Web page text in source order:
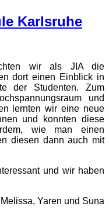
Karlsruhe
wir als JIA die
dort einen Einblick in
der Studenten. Zum
und
lernten wir eine neue
und konnten diese
wie man einen
diesen dann auch mit
und wir haben
Yaren und Suna